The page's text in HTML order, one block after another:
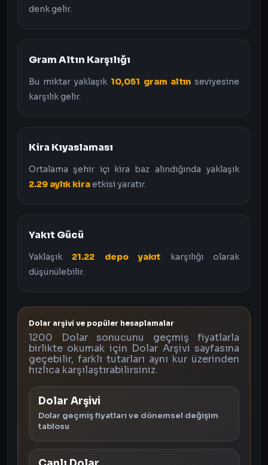
denk gelir.
Gram Altın Karşılığı
Bu miktar yaklaşık 10,051 gram altın seviyesine
karşılık gelir.
Kira Kıyaslaması
Ortalama şehir içi kira baz alındığında yaklaşık
2.29 aylık kiraetkisi yaratır.
Yakıt Gücü
Yaklaşık 21.22 depo yakıt karşılığı olarak
düşünülebilir.
Dolar arşivi ve popüler hesaplamalar
1200 Dolar sonucunu geçmiş fiyatlarla
birlikte okumak için Dolar Arşivi sayfasına
geçebilir, farklı tutarları aynı kur üzerinden
hızlıca karşılaştırabilirsiniz.
Dolar Arşivi
Dolar geçmiş fiyatları ve dönemsel değişim
tablosu